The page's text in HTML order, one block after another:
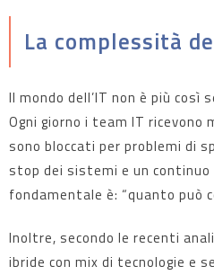
La complessità
Il mondo dell’IT non è più
Ogni giorno i team IT
sono bloccati per problemi di
stop dei sistemi e un continuo
fondamentale è: “quanto può
Inoltre, secondo le recenti
ibride con mix di tecnologie e